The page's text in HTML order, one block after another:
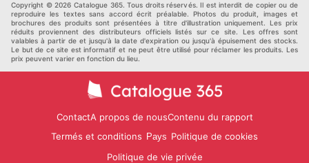
Copyright © 2026 Catalogue 365. Tous droits réservés. Il est interdit de copier ou de
reproduire les textes sans accord écrit préalable. Photos du produit, images et
brochures des produits sont présentées à titre d'illustration uniquement. Les prix
réduits proviennent des distributeurs officiels listés sur ce site. Les offres sont
valables à partir de et jusqu'à la date d'expiration ou jusqu'à épuisement des stocks.
Le but de ce site est informatif et ne peut être utilisé pour réclamer les produits. Les
prix peuvent varier en fonction du lieu.
ContactA propos de nousContenu du rapport
Termés et conditions Pays Politique de cookies
Politique de vie privée